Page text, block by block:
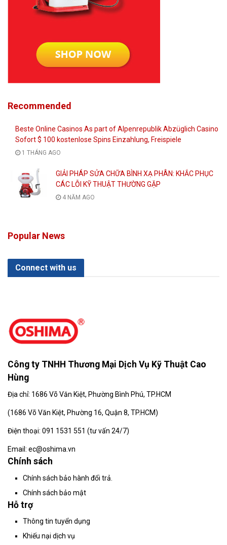
Recommended
Beste Online Casinos As part of Alpenrepublik Abzüglich Casino
Sofort $ 100 kostenlose Spins Einzahlung, Freispiele
1 THÁNG AGO
GIẢI PHÁP SỬA CHỮA BÌNH XẠ PHÂN: KHẮC PHỤC
CÁC LỖI KỸ THUẬT THƯỜNG GẶP
4 NĂM AGO
Popular News
Connect with us
Công ty TNHH Thương Mại Dịch Vụ Kỹ Thuật Cao
Hùng
Địa chỉ: 1686 Võ Văn Kiệt, Phường Bình Phú, TP.HCM
(1686 Võ Văn Kiệt, Phường 16, Quận 8, TP.HCM)
Điện thoại: 091 1531 551 (tư vấn 24/7)
Email: ec@oshima.vn
Chính sách
Chính sách bảo hành đổi trả.
Chính sách bảo mật
Hỗ trợ
Thông tin tuyển dụng
Khiếu nại dịch vụ